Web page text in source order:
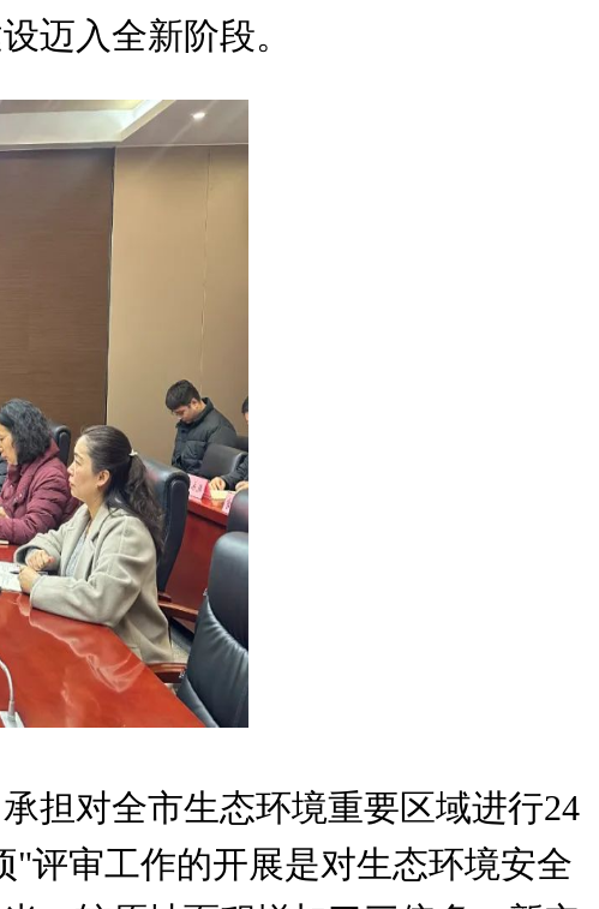
迈入全新阶段。
担对全市生态环境重要区域进行24
评审工作的开展是对生态环境安全